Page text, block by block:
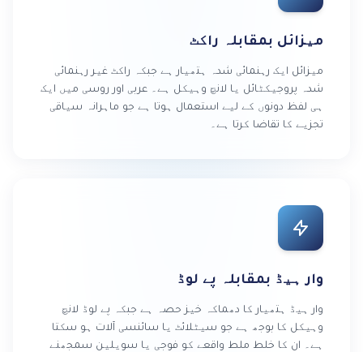
میزائل بمقابلہ راکٹ
میزائل ایک رہنمائی شدہ ہتھیار ہے جبکہ راکٹ غیر رہنمائی
شدہ پروجیکٹائل یا لانچ وہیکل ہے۔ عربی اور روسی میں ایک
ہی لفظ دونوں کے لیے استعمال ہوتا ہے جو ماہرانہ سیاقی
تجزیے کا تقاضا کرتا ہے۔
وار ہیڈ بمقابلہ پے لوڈ
وار ہیڈ ہتھیار کا دھماکہ خیز حصہ ہے جبکہ پے لوڈ لانچ
وہیکل کا بوجھ ہے جو سیٹلائٹ یا سائنسی آلات ہو سکتا
ہے۔ ان کا خلط ملط واقعے کو فوجی یا سویلین سمجھنے